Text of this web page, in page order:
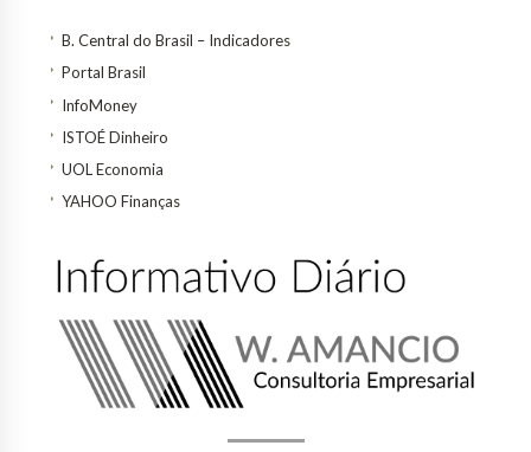
B. Central do Brasil – Indicadores
Portal Brasil
InfoMoney
ISTOÉ Dinheiro
UOL Economia
YAHOO Finanças